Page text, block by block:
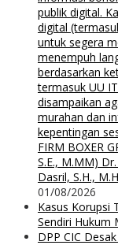
publik digital.
digital
untuk segera
menempuh
berdasarkan
termasuk UU
disampaikan
murahan dan
kepentingan
FIRM BOXER
S.E., M.MM)
Dasril, S.H.,
01/08/2026
Kasus Korupsi
Sendiri Hukum
DPP CIC